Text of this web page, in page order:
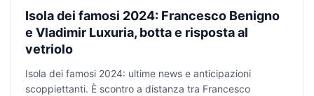
Isola dei famosi 2024: Francesco Benigno
e Vladimir Luxuria, botta e risposta al
vetriolo
Isola dei famosi 2024: ultime news e anticipazioni
scoppiettanti. È scontro a distanza tra Francesco